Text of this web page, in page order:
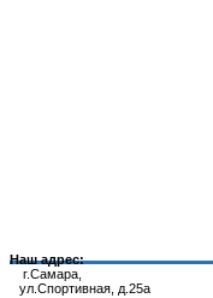
Наш адрес:
г.Самара,
ул.Спортивная, д.25а